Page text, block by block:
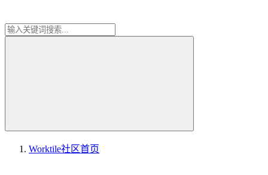
Worktile社区首页